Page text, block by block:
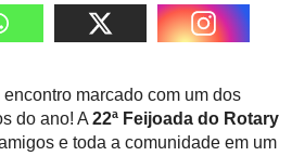
marcado com um dos
do ano! A 22ª Feijoada do Rotary
e toda a comunidade em um